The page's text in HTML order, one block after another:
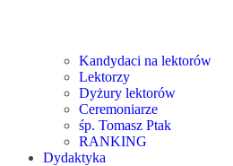
Kandydaci na lektorów
Lektorzy
Dyżury lektorów
Ceremoniarze
śp. Tomasz Ptak
RANKING
Dydaktyka